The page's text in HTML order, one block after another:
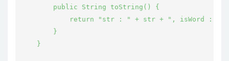
        public String toString() {
return "str : " + str + ", isWord : "
        }
    }